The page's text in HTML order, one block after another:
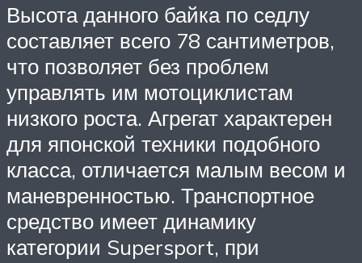
Высота данного байка по седлу
составляет всего 78 сантиметров,
что позволяет без проблем
управлять им мотоциклистам
низкого роста. Агрегат характерен
для японской техники подобного
класса, отличается малым весом и
маневренностью. Транспортное
средство имеет динамику
категории Supersport, при